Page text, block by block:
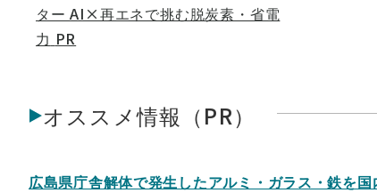
ター AI×再エネで挑む脱炭素・省電
力 PR
オススメ情報（PR）
広島県庁舎解体で発生したアルミ・ガラス・鉄を